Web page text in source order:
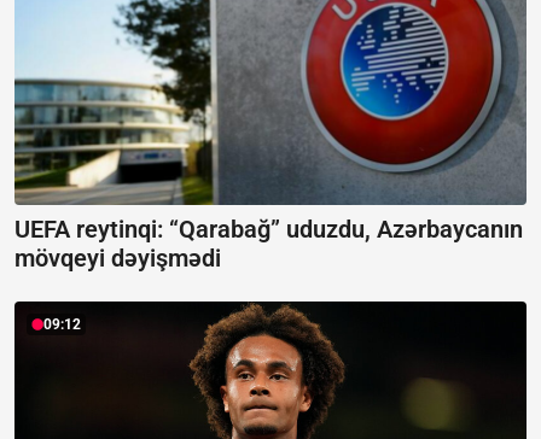
UEFA reytinqi: “Qarabağ” uduzdu, Azərbaycanın
mövqeyi dəyişmədi
09:12